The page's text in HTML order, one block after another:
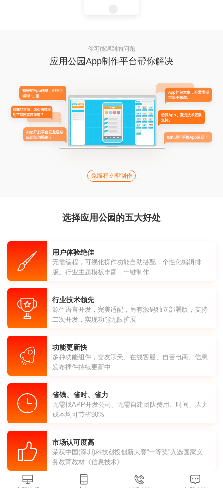
你可能遇到的问题
应用公园App制作平台帮你解决
免编程立即制作
选择应用公园的五大好处
用户体验绝佳
无需编程，可视化操作功能自助搭配，个性化编辑排
版。行业主题模板丰富，一键制作
行业技术领先
源生语言开发，完美适配，另有源码独立部署版，支持
二次开发，实现功能无限扩展
功能更新快
多种功能组件，交友聊天、在线客服、自营电商、信息
发布插件持续更新中
省钱、省时、省力
无需找APP开发公司、无需自建团队费用、时间、人力
成本均可节省90%
市场认可度高
荣获中国(深圳)科技创投创新大赛“一等奖”入选国家义
务教育教材《信息技术》